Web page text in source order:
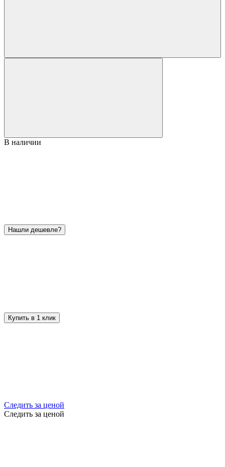
В наличии
Нашли дешевле?
Купить в 1 клик
Следить за ценой
Следить за ценой